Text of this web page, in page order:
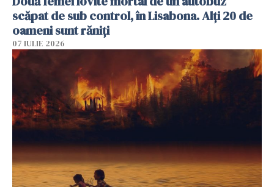
scăpat de sub control, în Lisabona. Alți 20 de
oameni sunt răniți
07 IULIE 2026